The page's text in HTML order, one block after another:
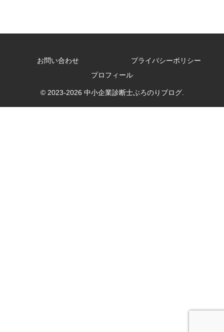
お問い合わせ
プライバシーポリシー
プロフィール
© 2023-2026 中小企業診断士ぶろのりブログ.